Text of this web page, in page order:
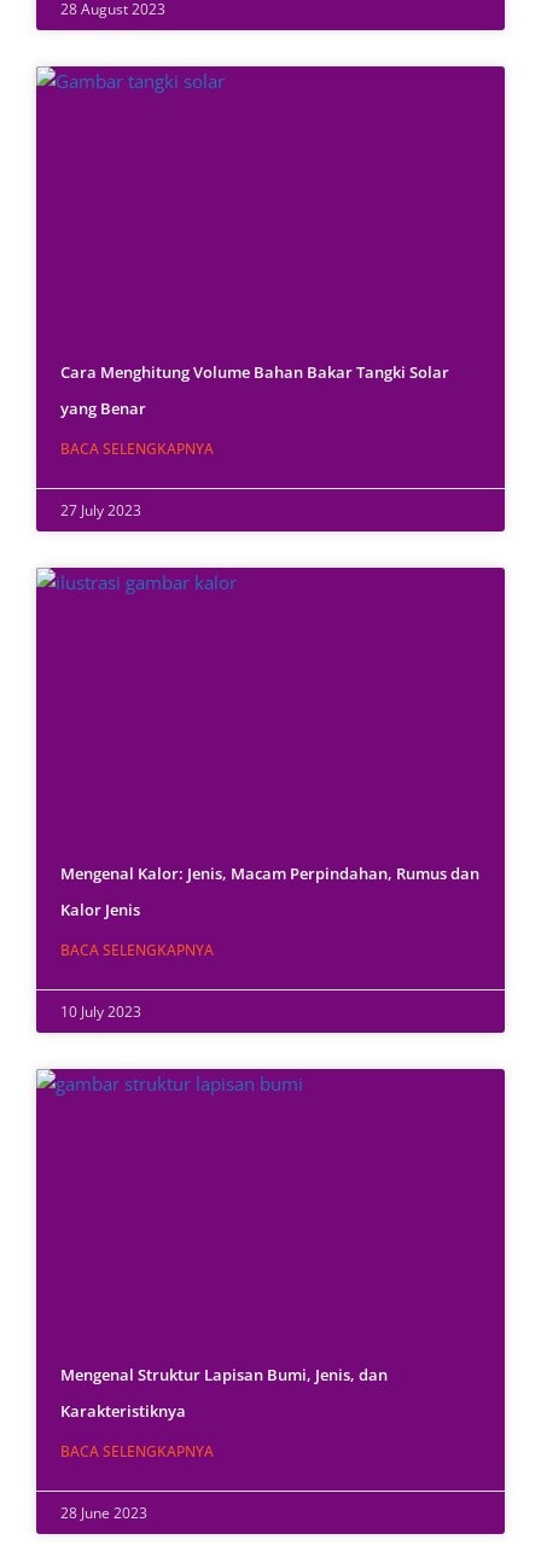
28 August 2023
Cara Menghitung Volume Bahan Bakar Tangki Solar
yang Benar
BACA SELENGKAPNYA
27 July 2023
Mengenal Kalor: Jenis, Macam Perpindahan, Rumus dan
Kalor Jenis
BACA SELENGKAPNYA
10 July 2023
Mengenal Struktur Lapisan Bumi, Jenis, dan
Karakteristiknya
BACA SELENGKAPNYA
28 June 2023